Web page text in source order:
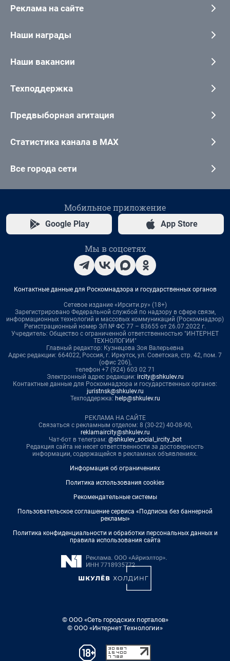
Реклама на сайте
Наши награды
Наши вакансии
Техподдержка
Предвыборная агитация
Статистика канала в MAX
Все города сети
Мобильное приложение
Google Play App Store
Мы в соцсетях
Контактные данные для Роскомнадзора и государственных органов
Сетевое издание «Ирсити.ру» (18+)
Зарегистрировано Федеральной службой по надзору в сфере связи,
информационных технологий и массовых коммуникаций (Роскомнадзор)
Регистрационный номер ЭЛ № ФС 77 – 83655 от 26.07.2022 г.
Учредитель: Общество с ограниченной ответственностью "ИНТЕРНЕТ
ТЕХНОЛОГИИ"
Главный редактор: Кузнецова Зоя Валерьевна
Адрес редакции: 664022, Россия, г. Иркутск, ул. Советская, стр. 42, пом. 7
(офис 206),
телефон +7 (924) 603 02 71
Электронный адрес редакции: ircity@shkulev.ru
Контактные данные для Роскомнадзора и государственных органов:
juristnsk@shkulev.ru
Техподдержка: help@shkulev.ru
РЕКЛАМА НА САЙТЕ
Связаться с рекламным отделом: 8 (30-22) 40-08-90,
reklamaircity@shkulev.ru
Чат-бот в телеграм: @shkulev_social_ircity_bot
Редакция сайта не несет ответственности за достоверность
информации, содержащейся в рекламных объявлениях.
Информация об ограничениях
Политика использования cookies
Рекомендательные системы
Пользовательское соглашение сервиса «Подписка без баннерной
рекламы»
Политика конфиденциальности и обработки персональных данных и
правила использования сайта
© ООО «Сеть городских порталов»
© ООО «Интернет Технологии»